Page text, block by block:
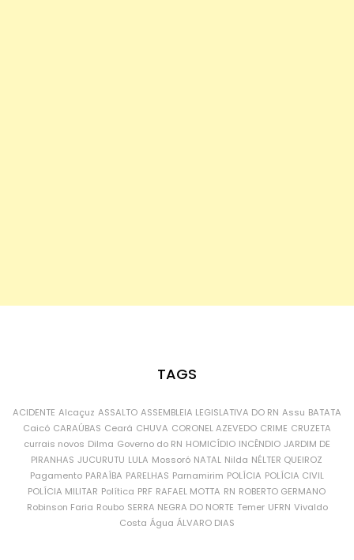
TAGS
ACIDENTE Alcaçuz ASSALTO ASSEMBLEIA LEGISLATIVA DO RN Assu BATATA
Caicó CARAÚBAS Ceará CHUVA CORONEL AZEVEDO CRIME CRUZETA
currais novos Dilma Governo do RN HOMICÍDIO INCÊNDIO JARDIM DE
PIRANHAS JUCURUTU LULA Mossoró NATAL Nilda NÉLTER QUEIROZ
Pagamento PARAÍBA PARELHAS Parnamirim POLÍCIA POLÍCIA CIVIL
POLÍCIA MILITAR Política PRF RAFAEL MOTTA RN ROBERTO GERMANO
Robinson Faria Roubo SERRA NEGRA DO NORTE Temer UFRN Vivaldo
Costa Água ÁLVARO DIAS